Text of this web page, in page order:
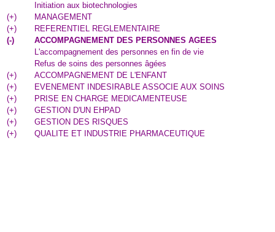
Initiation aux biotechnologies
(+)
MANAGEMENT
(+)
REFERENTIEL REGLEMENTAIRE
(-)
ACCOMPAGNEMENT DES PERSONNES AGEES
L'accompagnement des personnes en fin de vie
Refus de soins des personnes âgées
(+)
ACCOMPAGNEMENT DE L'ENFANT
(+)
EVENEMENT INDESIRABLE ASSOCIE AUX SOINS
(+)
PRISE EN CHARGE MEDICAMENTEUSE
(+)
GESTION D'UN EHPAD
(+)
GESTION DES RISQUES
(+) QUALITE ET INDUSTRIE PHARMACEUTIQUE